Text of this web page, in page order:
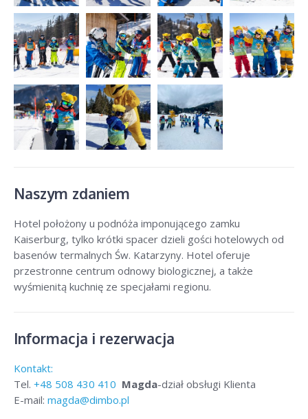
Naszym zdaniem
Hotel położony u podnóża imponującego zamku
Kaiserburg, tylko krótki spacer dzieli gości hotelowych od
basenów termalnych Św. Katarzyny. Hotel oferuje
przestronne centrum odnowy biologicznej, a także
wyśmienitą kuchnię ze specjałami regionu.
Informacja i rezerwacja
Kontakt:
Tel. +48 508 430 410 Magda-dział obsługi Klienta
E-mail: magda@dimbo.pl